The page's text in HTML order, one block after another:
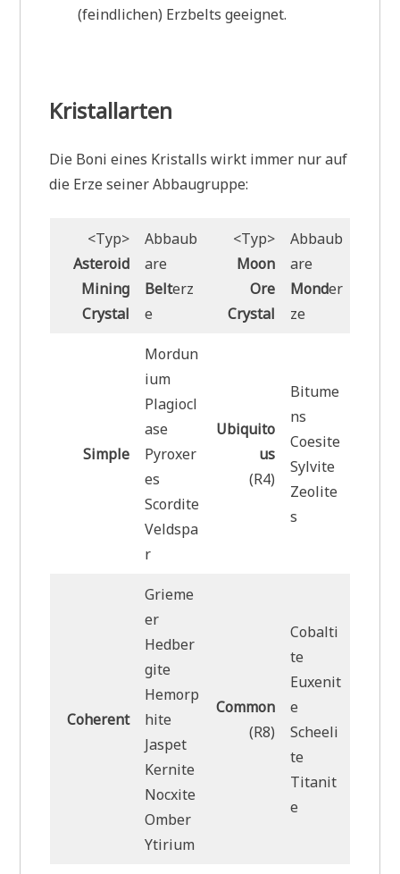
(feindlichen) Erzbelts geeignet.
Kristallarten
Die Boni eines Kristalls wirkt immer nur auf
die Erze seiner Abbaugruppe:
<Typ>
Asteroid
Mining
Crystal
Abbaub
are
Belterz
e
<Typ>
Moon
Ore
Crystal
Abbaub
are
Monder
ze
Simple
Mordun
ium
Plagiocl
ase
Pyroxer
es
Scordite
Veldspa
r
Ubiquito
us
(R4)
Bitume
ns
Coesite
Sylvite
Zeolite
s
Coherent
Grieme
er
Hedber
gite
Hemorp
hite
Jaspet
Kernite
Nocxite
Omber
Ytirium
Common
(R8)
Cobalti
te
Euxenit
e
Scheeli
te
Titanit
e